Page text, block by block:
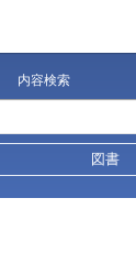
内容検索
図書